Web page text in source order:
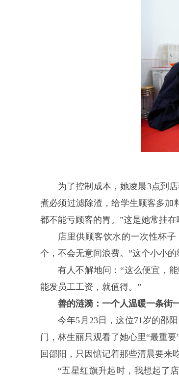
为了控制成本，她凌晨3点到
煮必须过滤除渣，给学生顾客多
都不能亏顾客的胃。”这是她常挂在
店里供顾客饮水的一次性杯
个，不会无意间浪费。”这个小小的
有人不解地问：“这么便宜，
能发员工工资，就值得。”
善的涟漪：一个人温暖一条街
今年5月23日，这位71岁的邵
门，林生丽只观看了她心里“最重
回邵阳，只因惦记着那些清晨要来
“五星红旗升起时，我想起了